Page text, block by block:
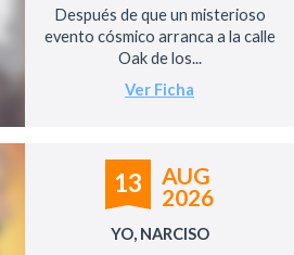
Después de que un misterioso
evento cósmico arranca a la calle
Oak de los...
Ver Ficha
13
AUG
2026
YO, NARCISO